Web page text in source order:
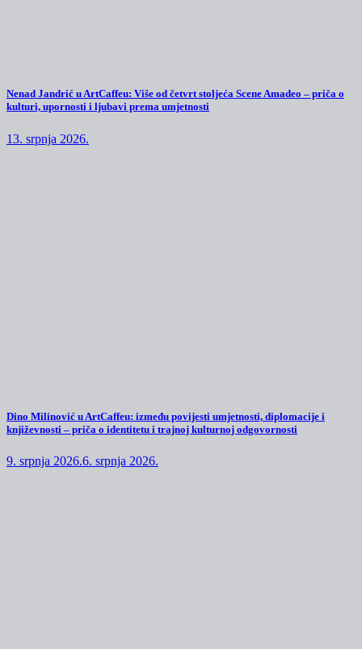
Nenad Jandrić u ArtCaffeu: Više od četvrt stoljeća Scene Amadeo – priča o
kulturi, upornosti i ljubavi prema umjetnosti
13. srpnja 2026.
Dino Milinović u ArtCaffeu: između povijesti umjetnosti, diplomacije i
književnosti – priča o identitetu i trajnoj kulturnoj odgovornosti
9. srpnja 2026.6. srpnja 2026.